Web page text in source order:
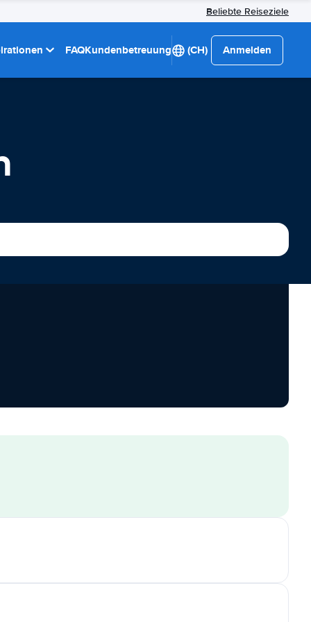
Beliebte Reiseziele
FAQKundenbetreuung (CH) Anmelden